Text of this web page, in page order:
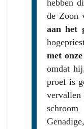
hebben
de Zoon
aan het
met
omdat
proef is
vervallen
Genadige,